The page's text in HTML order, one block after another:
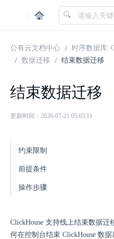
|
公有云文档中心 时序数据库
数据迁移
结束数据迁移
结束数据迁移
更新时间：2026-07-21 05:03:11
约束限制
前提条件
操作步骤
ClickHouse 支持线上结束数据迁
何在控制台结束 ClickHouse 数据